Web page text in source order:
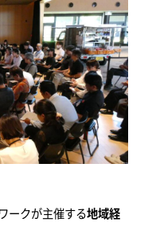
ークが主催する地域経